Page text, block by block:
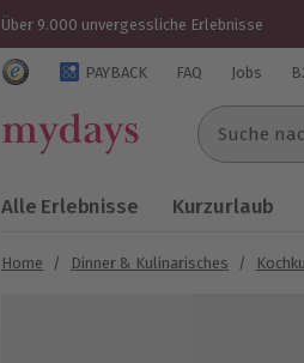
Über 9.000 unvergessliche Erlebnisse
Trustedshops Bewertungen für mydays.de
PAYBACK FAQ Jobs
Suche nach
Alle Erlebnisse Kurzurlaub
Home / Dinner & Kulinarisches /